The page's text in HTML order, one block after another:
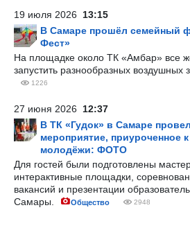
19 июля 2026 13:15
В Самаре прошёл семейный
Фест»
На площадке около ТК «Амбар» все
запустить разнообразных воздушных
1226
27 июня 2026 12:37
В ТК «Гудок» в Самаре
мероприятие, приуроченное
молодёжи: ФОТО
Для гостей были подготовлены
интерактивные площадки,
вакансий и презентации
Самары.
Общество 2948